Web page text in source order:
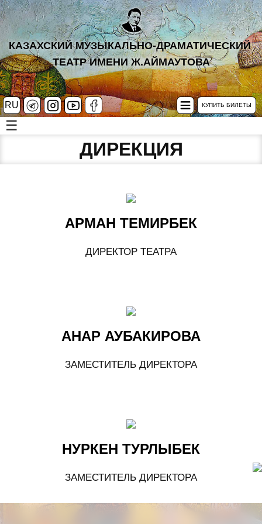
RU КУПИТЬ БИЛЕТЫ
КАЗАХСКИЙ МУЗЫКАЛЬНО-ДРАМАТИЧЕСКИЙ
ТЕАТР ИМЕНИ Ж.АЙМАУТОВА
☰
ДИРЕКЦИЯ
АРМАН ТЕМИРБЕК
ДИРЕКТОР ТЕАТРА
АНАР АУБАКИРОВА
ЗАМЕСТИТЕЛЬ ДИРЕКТОРА
НУРКЕН ТУРЛЫБЕК
ЗАМЕСТИТЕЛЬ ДИРЕКТОРА